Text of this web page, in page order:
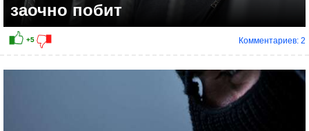
заочно побит
Комментариев: 2